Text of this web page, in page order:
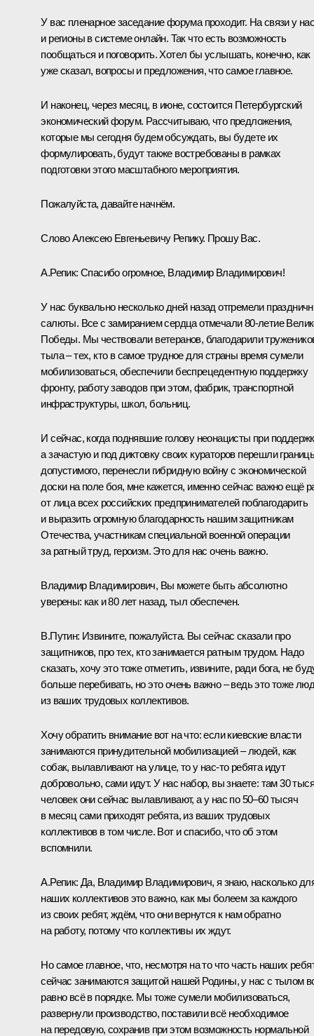
У вас пленарное заседание форума проходит. На связи у
и регионы в системе онлайн. Так что есть возможность
пообщаться и поговорить. Хотел бы услышать, конечно, как
уже сказал, вопросы и предложения, что самое главное.
И наконец, через месяц, в июне, состоится Петербургский
экономический форум. Рассчитываю, что предложения,
которые мы сегодня будем обсуждать, вы будете их
формулировать, будут также востребованы в рамках
подготовки этого масштабного мероприятия.
Пожалуйста, давайте начнём.
Слово Алексею Евгеньевичу Репику. Прошу Вас.
А.Репик: Спасибо огромное, Владимир Владимирович!
У нас буквально несколько дней назад отгремели
салюты. Все с замиранием сердца отмечали 80-летие
Победы. Мы чествовали ветеранов, благодарили
тыла – тех, кто в самое трудное для страны время сумели
мобилизоваться, обеспечили беспрецедентную поддержку
фронту, работу заводов при этом, фабрик, транспортной
инфраструктуры, школ, больниц.
И сейчас, когда поднявшие голову неонацисты при
а зачастую и под диктовку своих кураторов перешли
допустимого, перенесли гибридную войну с экономической
доски на поле боя, мне кажется, именно сейчас важно ещё
от лица всех российских предпринимателей поблагодарить
и выразить огромную благодарность нашим защитникам
Отечества, участникам специальной военной операции
за ратный труд, героизм. Это для нас очень важно.
Владимир Владимирович, Вы можете быть абсолютно
уверены: как и 80 лет назад, тыл обеспечен.
В.Путин: Извините, пожалуйста. Вы сейчас сказали про
защитников, про тех, кто занимается ратным трудом. Надо
сказать, хочу это тоже отметить, извините, ради бога, не
больше перебивать, но это очень важно – ведь это тоже
из ваших трудовых коллективов.
Хочу обратить внимание вот на что: если киевские власти
занимаются принудительной мобилизацией – людей, как
собак, вылавливают на улице, то у нас-то ребята идут
добровольно, сами идут. У нас набор, вы знаете: там 30
человек они сейчас вылавливают, а у нас по 50–60 тысяч
в месяц сами приходят ребята, из ваших трудовых
коллективов в том числе. Вот и спасибо, что об этом
вспомнили.
А.Репик: Да, Владимир Владимирович, я знаю, насколько
наших коллективов это важно, как мы болеем за каждого
из своих ребят, ждём, что они вернутся к нам обратно
на работу, потому что коллективы их ждут.
Но самое главное, что, несмотря на то что часть наших
сейчас занимаются защитой нашей Родины, у нас с тылом
равно всё в порядке. Мы тоже сумели мобилизоваться,
развернули производство, поставили всё необходимое
на передовую, сохранив при этом возможность нормальной